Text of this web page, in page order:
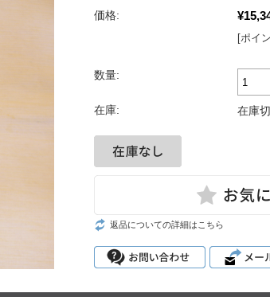
トスカーナ
価格:
[ポイ
数量:
在庫: 在庫
返品についての詳細はこちら